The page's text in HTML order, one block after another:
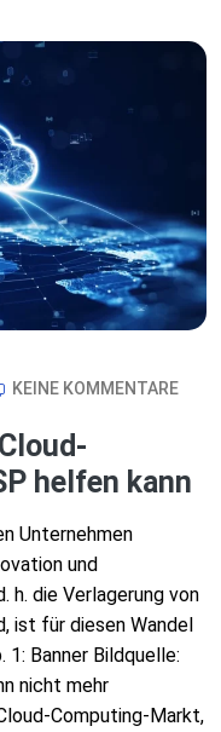
KEINE KOMMENTARE
helfen kann
Unternehmen
und
h. die Verlagerung von
ist für diesen Wandel
Banner Bildquelle:
nicht mehr
Computing-Markt,